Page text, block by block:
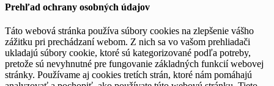
Prehľad ochrany osobných údajov
Táto webová stránka používa súbory cookies na zlepšenie vášho
zážitku pri prechádzaní webom. Z nich sa vo vašom prehliadači
ukladajú súbory cookie, ktoré sú kategorizované podľa potreby,
pretože sú nevyhnutné pre fungovanie základných funkcií webovej
stránky. Používame aj cookies tretích strán, ktoré nám pomáhajú